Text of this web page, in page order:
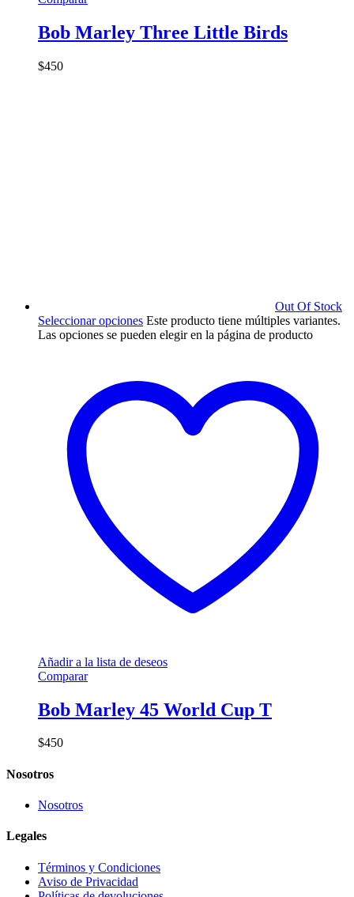
Bob Marley Three Little Birds
$450
Out Of Stock
Seleccionar opciones Este producto tiene múltiples variantes.
Las opciones se pueden elegir en la página de producto
Añadir a la lista de deseos
Comparar
Bob Marley 45 World Cup T
$450
Nosotros
Nosotros
Legales
Términos y Condiciones
Aviso de Privacidad